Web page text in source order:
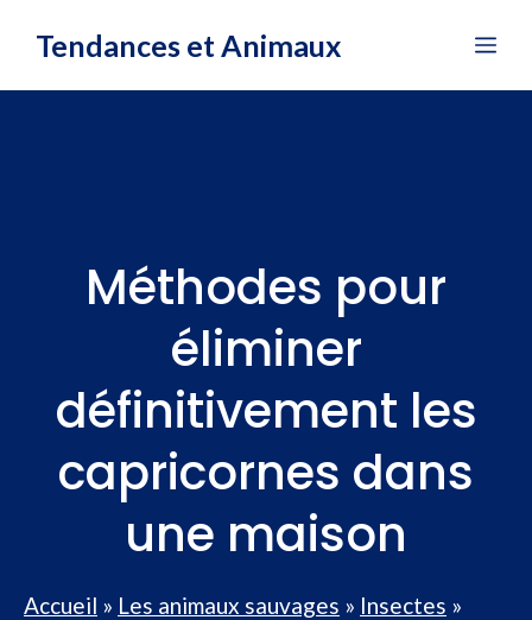
Tendances et Animaux
Méthodes pour
éliminer
définitivement les
capricornes dans
une maison
Accueil » Les animaux sauvages » Insectes »